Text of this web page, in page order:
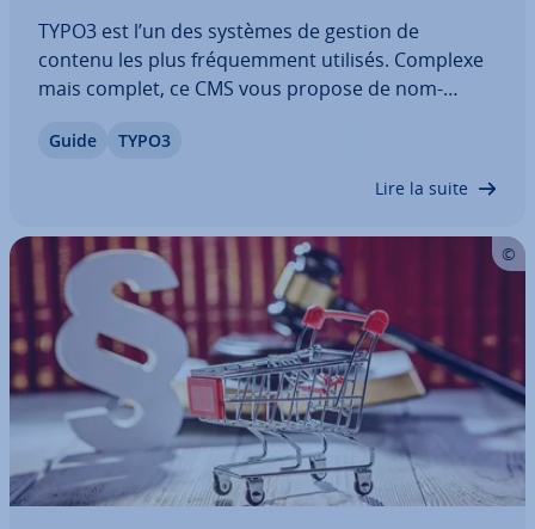
TYPO3 est l’un des systèmes de gestion de
contenu les plus fré­quem­ment utilisés. Complexe
mais complet, ce CMS vous propose de nom­
Internet. Voici des in­for­ma­tions sur le CMS très
Guide TYPO3
Lire la suite